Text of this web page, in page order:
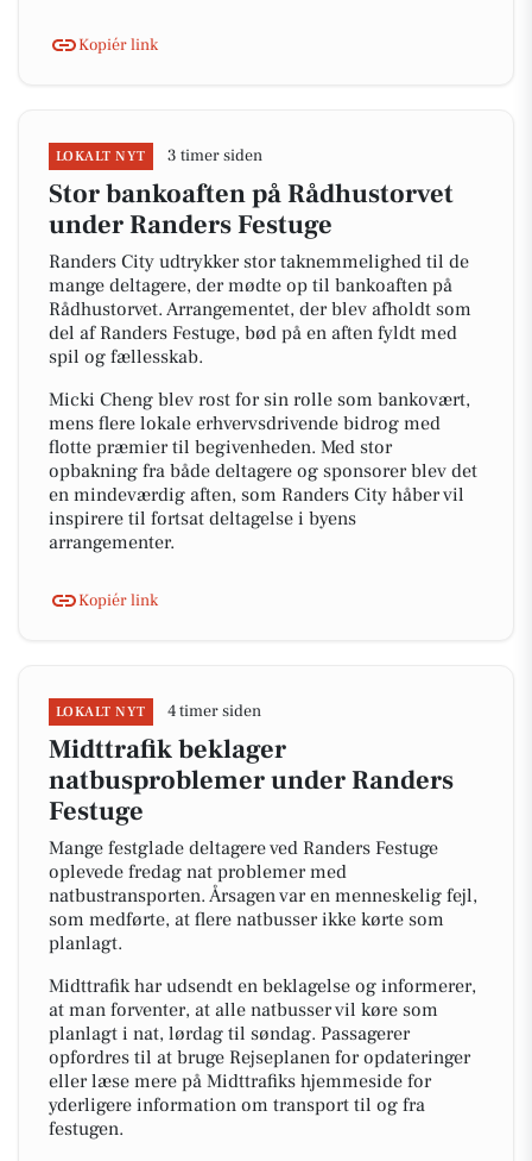
Kopiér link
LOKALT NYT 3 timer siden
Stor bankoaften på Rådhustorvet
under Randers Festuge
Randers City udtrykker stor taknemmelighed til de
mange deltagere, der mødte op til bankoaften på
Rådhustorvet. Arrangementet, der blev afholdt som
del af Randers Festuge, bød på en aften fyldt med
spil og fællesskab.
Micki Cheng blev rost for sin rolle som bankovært,
mens flere lokale erhvervsdrivende bidrog med
flotte præmier til begivenheden. Med stor
opbakning fra både deltagere og sponsorer blev det
en mindeværdig aften, som Randers City håber vil
inspirere til fortsat deltagelse i byens
arrangementer.
Kopiér link
LOKALT NYT 4 timer siden
Midttrafik beklager
natbusproblemer under Randers
Festuge
Mange festglade deltagere ved Randers Festuge
oplevede fredag nat problemer med
natbustransporten. Årsagen var en menneskelig fejl,
som medførte, at flere natbusser ikke kørte som
planlagt.
Midttrafik har udsendt en beklagelse og informerer,
at man forventer, at alle natbusser vil køre som
planlagt i nat, lørdag til søndag. Passagerer
opfordres til at bruge Rejseplanen for opdateringer
eller læse mere på Midttrafiks hjemmeside for
yderligere information om transport til og fra
festugen.